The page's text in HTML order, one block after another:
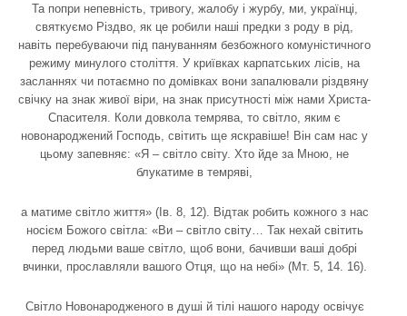
Та попри непевність, тривогу, жалобу і журбу, ми, українці,
святкуємо Різдво, як це робили наші предки з роду в рід,
навіть перебуваючи під пануванням безбожного комуністичного
режиму минулого століття. У криївках карпатських лісів, на
засланнях чи потаємно по домівках вони запалювали різдвяну
свічку на знак живої віри, на знак присутності між нами Христа-
Спасителя. Коли довкола темрява, то світло, яким є
новонароджений Господь, світить ще яскравіше! Він сам нас у
цьому запевняє: «Я – світло світу. Хто йде за Мною, не
блукатиме в темряві,
а матиме світло життя» (Ів. 8, 12). Відтак робить кожного з нас
носієм Божого світла: «Ви – світло світу… Так нехай світить
перед людьми ваше світло, щоб вони, бачивши ваші добрі
вчинки, прославляли вашого Отця, що на небі» (Мт. 5, 14. 16).
Світло Новонародженого в душі й тілі нашого народу освічує